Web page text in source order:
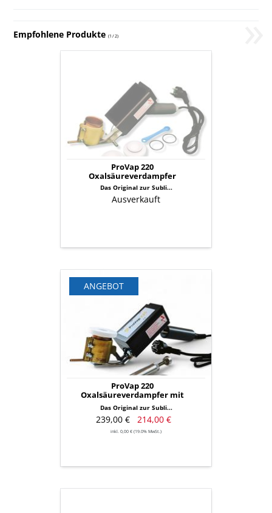
Empfohlene Produkte (1 /2)
Oxalsäureverdampfer
ProVap 220
Oxalsäureverdampfer
Das Original zur Subli...
Ausverkauft
ProVap
Oxalsäureverdampfer
Schnelldosierung
ANGEBOT
ProVap 220
Oxalsäureverdampfer mit
Schnelldosierung
Das Original zur Subli...
239,00 € 214,00 €
inkl. 0,00 € (19.0% MwSt.)